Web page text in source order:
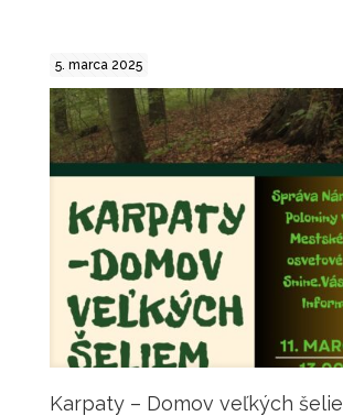
5. marca 2025
Karpaty – Domov veľkých